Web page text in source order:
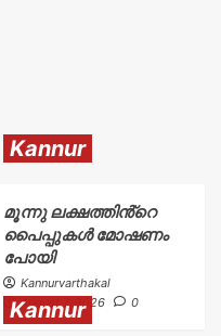
Kannur
മൂന്നു ലക്ഷത്തിൻ്റെ
പൈപ്പുകൾ മോഷണം
പോയി
Kannurvarthakal
August 7, 2026
0
Kannur